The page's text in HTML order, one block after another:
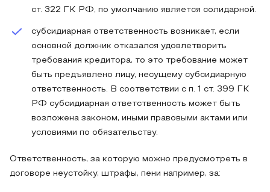
ст. 322 ГК РФ, по умолчанию является солидарной.
субсидиарная ответственность возникает, если
основной должник отказался удовлетворить
требования кредитора, то это требование может
быть предъявлено лицу, несущему субсидиарную
ответственность. В соответствии с п. 1 ст. 399 ГК
РФ субсидиарная ответственность может быть
возложена законом, иными правовыми актами или
условиями по обязательству.
Ответственность, за которую можно предусмотреть в
договоре неустойку, штрафы, пени например, за: